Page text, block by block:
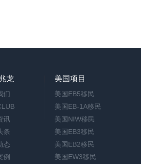
龙
们
讯
条
态
例
美国项目
美国EB5移民
美国EB-1A移民
美国NIW移民
美国EB3移民
美国EB2移民
美国EW3移民